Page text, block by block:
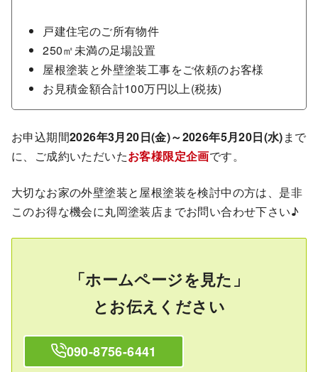
戸建住宅のご所有物件
250㎡未満の足場設置
屋根塗装と外壁塗装工事をご依頼のお客様
お見積金額合計100万円以上(税抜)
お申込期間2026年3月20日(金)～2026年5月20日(水)まで
に、ご成約いただいたお客様限定企画です。
大切なお家の外壁塗装と屋根塗装を検討中の方は、是非
このお得な機会に丸岡塗装店までお問い合わせ下さい♪
「ホームページを見た」
とお伝えください
090-8756-6441